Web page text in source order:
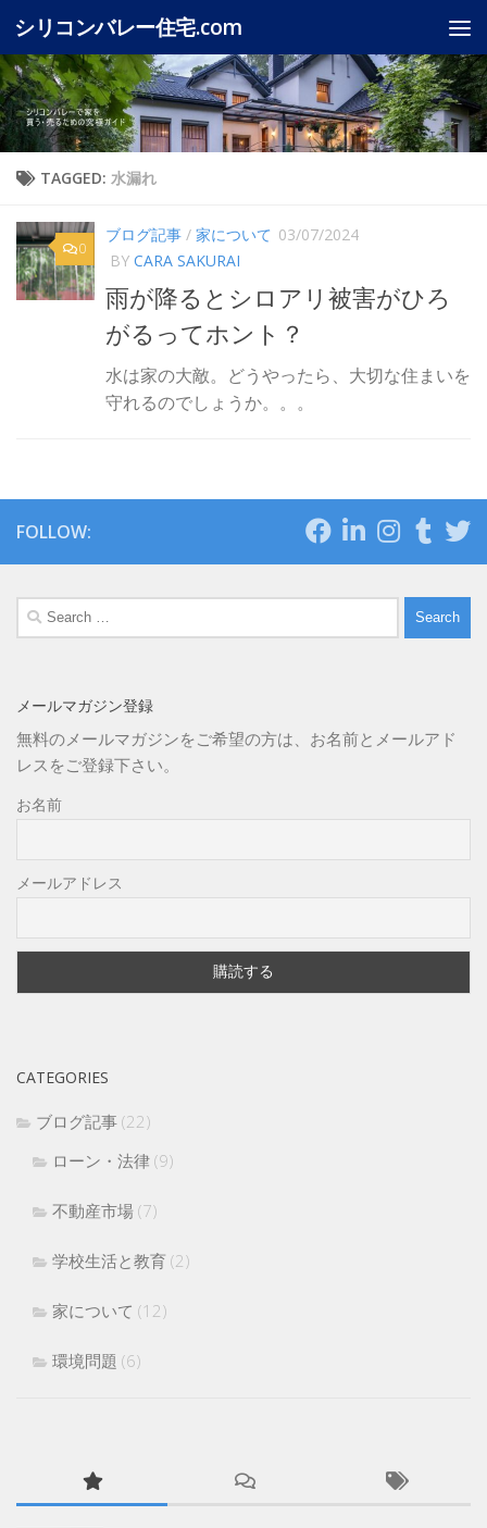
Skip to content
シリコンバレー住宅.com
TAGGED: 水漏れ
0
ブログ記事 / 家について 03/07/2024
BY CARA SAKURAI
雨が降るとシロアリ被害がひろ
がるってホント？
水は家の大敵。どうやったら、大切な住まいを
守れるのでしょうか。。。
FOLLOW:
Search
for:
メールマガジン登録
無料のメールマガジンをご希望の方は、お名前とメールアド
レスをご登録下さい。
お名前
メールアドレス
CATEGORIES
ブログ記事 (22)
ローン・法律 (9)
不動産市場 (7)
学校生活と教育 (2)
家について (12)
環境問題 (6)